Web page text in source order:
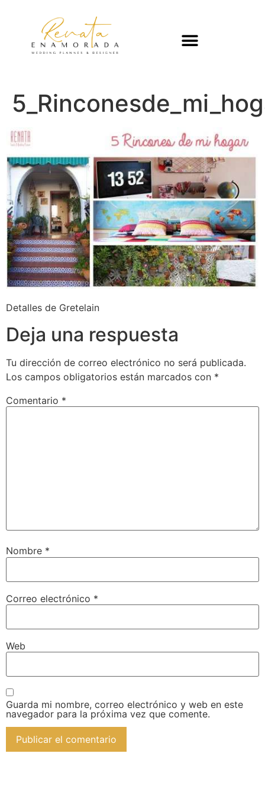
Detalles de Gretelain
Deja una respuesta
Tu dirección de correo electrónico no será publicada.
Los campos obligatorios están marcados con *
Comentario *
Nombre *
Correo electrónico *
Web
Guarda mi nombre, correo electrónico y web en este
navegador para la próxima vez que comente.